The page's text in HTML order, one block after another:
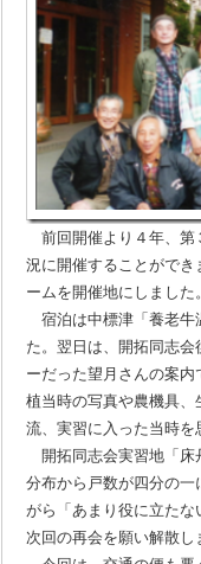
前回開催より４年、第
況に開催することがで
ームを開催地にしました。
宿泊は中標津「養老牛
た。翌日は、開拓同志
ーだった望月さんの案
植当時の写真や農機具
流、実習に入った当時を
開拓同志会実習地「床
分布から戸数が四分の
がら「あまり役に立た
次回の再会を願い解散し